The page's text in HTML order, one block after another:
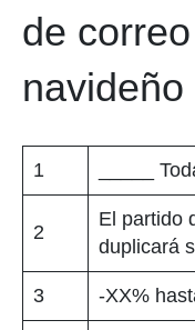
de
navideño
1 _____
2
El partido
duplicará
3 -XX%